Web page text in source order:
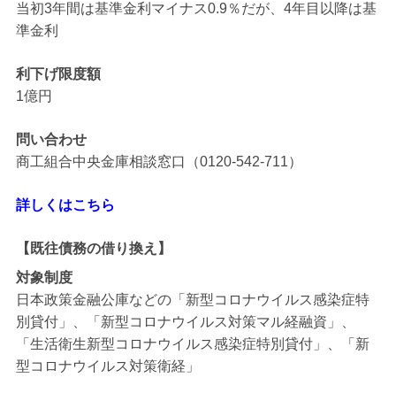
当初3年間は基準金利マイナス0.9％だが、4年目以降は基
準金利
利下げ限度額
1億円
問い合わせ
商工組合中央金庫相談窓口（0120-542-711）
詳しくはこちら
【既往債務の借り換え】
対象制度
日本政策金融公庫などの「新型コロナウイルス感染症特
別貸付」、「新型コロナウイルス対策マル経融資」、
「生活衛生新型コロナウイルス感染症特別貸付」、「新
型コロナウイルス対策衛経」